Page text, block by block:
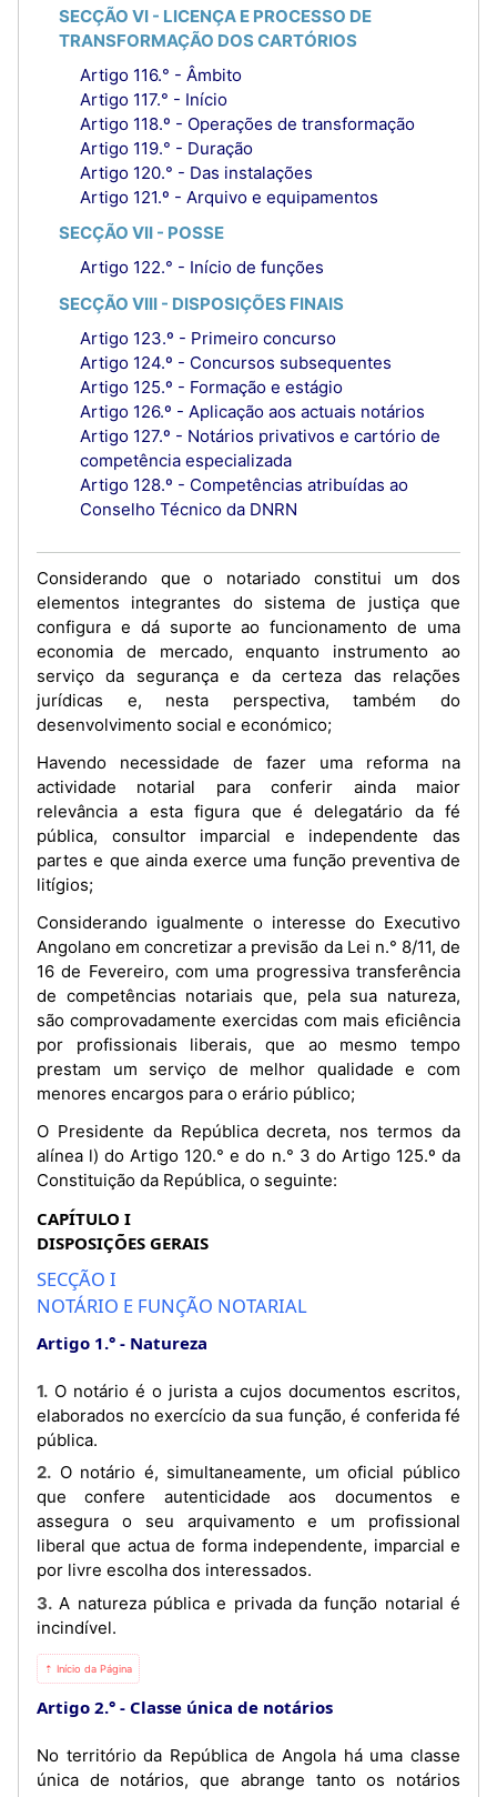
SECÇÃO VI - LICENÇA E PROCESSO DE
TRANSFORMAÇÃO DOS CARTÓRIOS
Artigo 116.° - Âmbito
Artigo 117.° - Início
Artigo 118.º - Operações de transformação
Artigo 119.° - Duração
Artigo 120.° - Das instalações
Artigo 121.º - Arquivo e equipamentos
SECÇÃO VII - POSSE
Artigo 122.° - Início de funções
SECÇÃO VIII - DISPOSIÇÕES FINAIS
Artigo 123.º - Primeiro concurso
Artigo 124.º - Concursos subsequentes
Artigo 125.º - Formação e estágio
Artigo 126.º - Aplicação aos actuais notários
Artigo 127.º - Notários privativos e cartório de
competência especializada
Artigo 128.º - Competências atribuídas ao
Conselho Técnico da DNRN
Considerando que o notariado constitui um dos
elementos integrantes do sistema de justiça que
configura e dá suporte ao funcionamento de uma
economia de mercado, enquanto instrumento ao
serviço da segurança e da certeza das relações
jurídicas e, nesta perspectiva, também do
desenvolvimento social e económico;
Havendo necessidade de fazer uma reforma na
actividade notarial para conferir ainda maior
relevância a esta figura que é delegatário da fé
pública, consultor imparcial e independente das
partes e que ainda exerce uma função preventiva de
litígios;
Considerando igualmente o interesse do Executivo
Angolano em concretizar a previsão da Lei n.° 8/11, de
16 de Fevereiro, com uma progressiva transferência
de competências notariais que, pela sua natureza,
são comprovadamente exercidas com mais eficiência
por profissionais liberais, que ao mesmo tempo
prestam um serviço de melhor qualidade e com
menores encargos para o erário público;
O Presidente da República decreta, nos termos da
alínea l) do Artigo 120.° e do n.° 3 do Artigo 125.º da
Constituição da República, o seguinte:
CAPÍTULO I
DISPOSIÇÕES GERAIS
SECÇÃO I
NOTÁRIO E FUNÇÃO NOTARIAL
Artigo 1.° Natureza
1. O notário é o jurista a cujos documentos escritos,
elaborados no exercício da sua função, é conferida fé
pública.
2. O notário é, simultaneamente, um oficial público
que confere autenticidade aos documentos e
assegura o seu arquivamento e um profissional
liberal que actua de forma independente, imparcial e
por livre escolha dos interessados.
3. A natureza pública e privada da função notarial é
incindível.
⇡ Início da Página
Artigo 2.° Classe única de notários
No território da República de Angola há uma classe
única de notários, que abrange tanto os notários